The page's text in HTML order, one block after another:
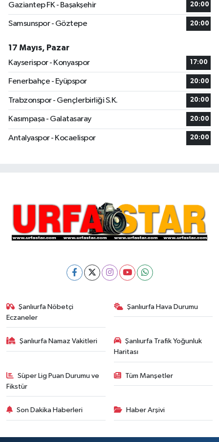
Gaziantep FK - Başakşehir 20:00
Samsunspor - Göztepe 20:00
17 Mayıs, Pazar
Kayserispor - Konyaspor
17:00
Fenerbahçe - Eyüpspor 20:00
Trabzonspor - Gençlerbirliği S.K. 20:00
Kasımpaşa - Galatasaray 20:00
Antalyaspor - Kocaelispor 20:00
Şanlıurfa Nöbetçi
Eczaneler
Şanlıurfa Hava Durumu
Şanlıurfa Namaz Vakitleri
Şanlıurfa Trafik Yoğunluk
Haritası
Süper Lig Puan Durumu ve
Fikstür
Tüm Manşetler
Son Dakika Haberleri Haber Arşivi